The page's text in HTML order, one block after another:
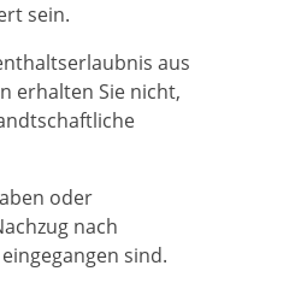
sein.
aus
erhalten Sie nicht,
oder
nach
sind.